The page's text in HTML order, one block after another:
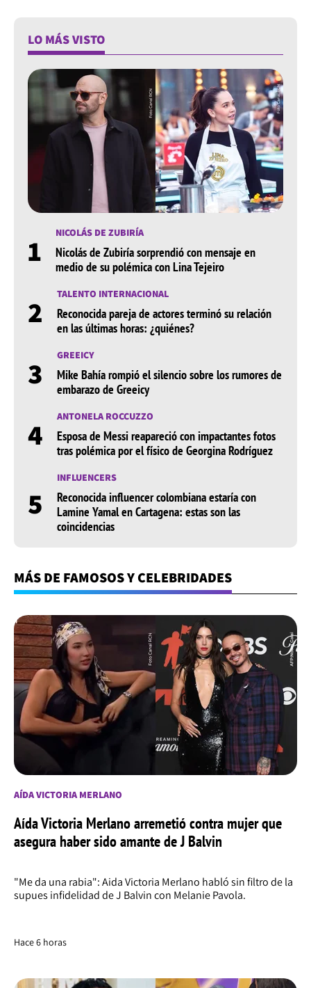
LO MÁS VISTO
1 NICOLÁS DE ZUBIRÍA
Nicolás de Zubiría sorprendió con mensaje en
medio de su polémica con Lina Tejeiro
2 TALENTO INTERNACIONAL
Reconocida pareja de actores terminó su relación
en las últimas horas: ¿quiénes?
3 GREEICY
Mike Bahía rompió el silencio sobre los rumores de
embarazo de Greeicy
4 ANTONELA ROCCUZZO
Esposa de Messi reapareció con impactantes fotos
tras polémica por el físico de Georgina Rodríguez
5
INFLUENCERS
Reconocida influencer colombiana estaría con
Lamine Yamal en Cartagena: estas son las
coincidencias
MÁS DE FAMOSOS Y CELEBRIDADES
AÍDA VICTORIA MERLANO
Aída Victoria Merlano arremetió contra mujer que
asegura haber sido amante de J Balvin
"Me da una rabia": Aida Victoria Merlano habló sin filtro de la
supues infidelidad de J Balvin con Melanie Pavola.
Hace 6 horas